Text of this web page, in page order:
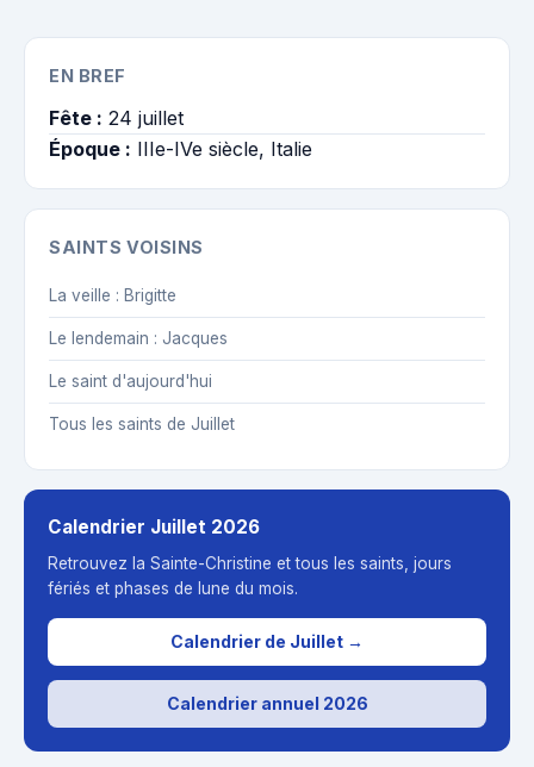
EN BREF
Fête : 24 juillet
Époque : IIIe-IVe siècle, Italie
SAINTS VOISINS
La veille : Brigitte
Le lendemain : Jacques
Le saint d'aujourd'hui
Tous les saints de Juillet
Calendrier Juillet 2026
Retrouvez la Sainte-Christine et tous les saints, jours
fériés et phases de lune du mois.
Calendrier de Juillet →
Calendrier annuel 2026